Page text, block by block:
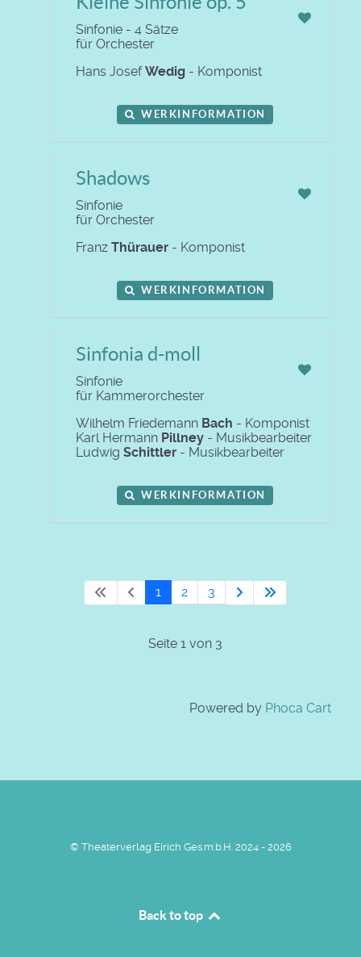
Sinfonie - 4 Sätze
für Orchester
Hans JosefWedig - Komponist
WERKINFORMATION
Shadows
Sinfonie
für Orchester
Franz Thürauer - Komponist
WERKINFORMATION
Sinfonia d-moll
Sinfonie
für Kammerorchester
Wilhelm Friedemann Bach - Komponist
Karl Hermann Pillney - Musikbearbeiter
Ludwig Schittler - Musikbearbeiter
WERKINFORMATION
1 2 3
Seite 1 von 3
Powered by Phoca Cart
© Theaterverlag Eirich Ges.m.b.H. 2024 - 2026
Back to top